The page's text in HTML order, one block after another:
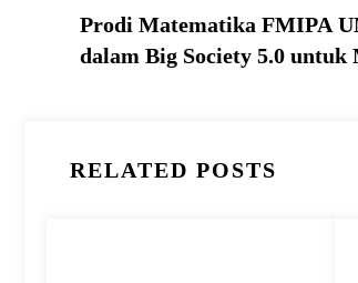
Prodi Matematika FMIPA
dalam Big Society 5.0 untuk
RELATED POSTS